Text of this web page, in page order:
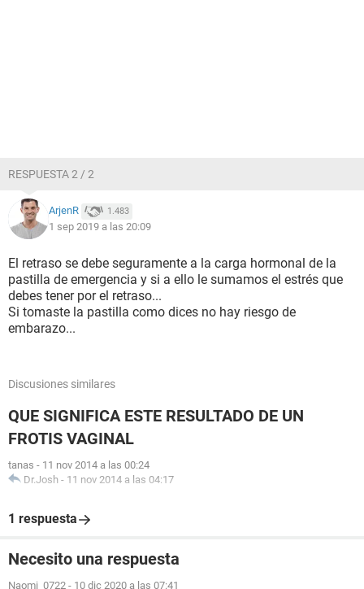
RESPUESTA 2 / 2
ArjenR 1.483
1 sep 2019 a las 20:09
El retraso se debe seguramente a la carga hormonal de la
pastilla de emergencia y si a ello le sumamos el estrés que
debes tener por el retraso...
Si tomaste la pastilla como dices no hay riesgo de
embarazo...
Discusiones similares
QUE SIGNIFICA ESTE RESULTADO DE UN
FROTIS VAGINAL
tanas - 11 nov 2014 a las 00:24
Dr.Josh - 11 nov 2014 a las 04:17
1 respuesta
Necesito una respuesta
Naomi_0722 - 10 dic 2020 a las 07:41